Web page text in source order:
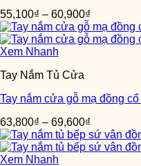
55,100₫ – 60,900₫
Xem Nhanh
Tay Nắm Tủ Cửa
Tay nắm cửa gỗ mạ đồng
63,800₫ – 69,600₫
Xem Nhanh